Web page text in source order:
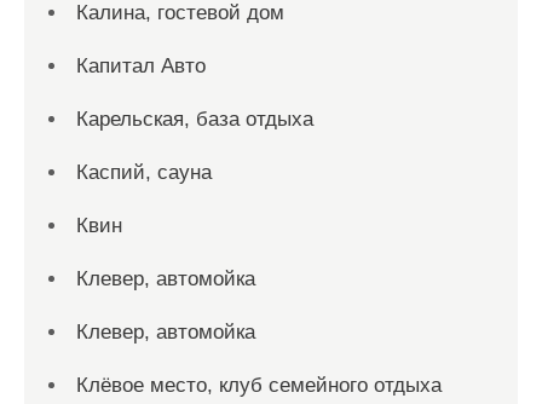
Калина, гостевой дом
Капитал Авто
Карельская, база отдыха
Каспий, сауна
Квин
Клевер, автомойка
Клевер, автомойка
Клёвое место, клуб семейного отдыха